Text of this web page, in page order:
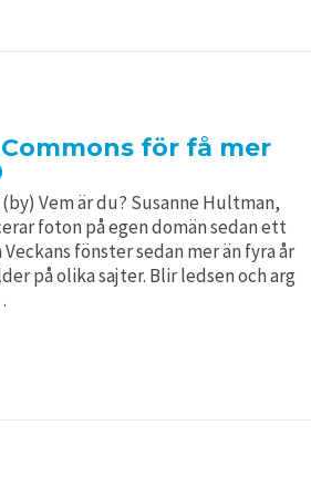
för få mer
Vem är du? Susanne Hultman,
foton på egen domän sedan ett
fönster sedan mer än fyra år
på olika sajter. Blir ledsen och arg